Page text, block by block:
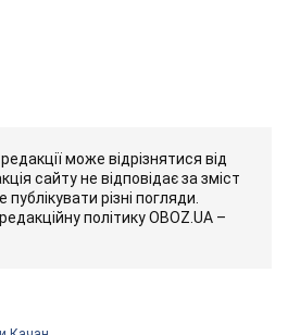
може відрізнятися від
сайту не відповідає за зміст
публікувати різні погляди.
політику OBOZ.UA –